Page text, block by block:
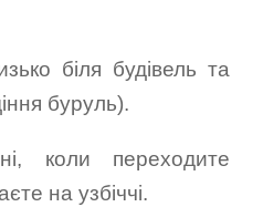
біля будівель та
буруль).
коли переходите
на узбіччі.